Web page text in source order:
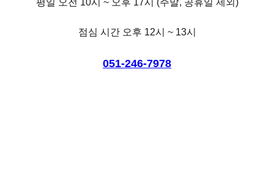
점심 시간 오후 12시 ~ 13시
051-246-7978